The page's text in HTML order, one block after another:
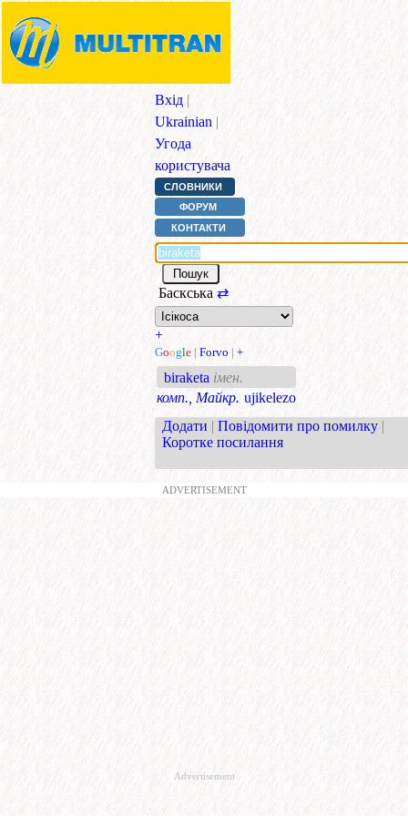
Вхід |
Ukrainian |
Угода
користувача
СЛОВНИКИ
ФОРУМ
КОНТАКТИ
Баскська ⇄
+
Google | Forvo | +
biraketa імен.
комп., Майкр. ujikelezo
Додати | Повідомити про помилку |
Коротке посилання
ADVERTISEMENT
Advertisement